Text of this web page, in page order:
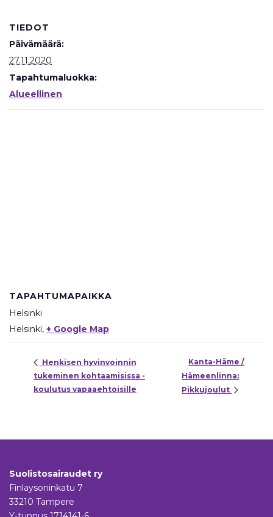
TIEDOT
Päivämäärä:
27.11.2020
Tapahtumaluokka:
Alueellinen
TAPAHTUMAPAIKKA
Helsinki
Helsinki, + Google Map
Henkisen hyvinvoinnin
tukeminen kohtaamisissa -
koulutus vapaaehtoisille
Kanta-Häme /
Hämeenlinna:
Pikkujoulut
Suolistosairaudet ry
Finlaysoninkatu 7
33210 Tampere